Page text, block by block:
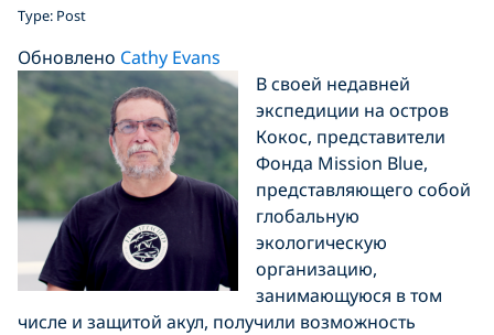
Type: Post
Обновлено Cathy Evans
В своей недавней
экспедиции на остров
Кокос, представители
Фонда Mission Blue,
представляющего собой
глобальную
экологическую
организацию,
занимающуюся в том
числе и защитой акул, получили возможность